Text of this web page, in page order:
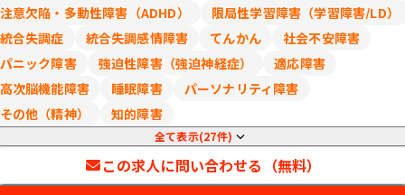
〈モデル年収〉
・入社5年 マネジメント職 年収400
万
・入社3年 一般職 年収300万
注意欠陥・多動性障害（ADHD）
限局性学習障害（学習障害/LD）
統合失調症
統合失調感情障害 てんかん
社会不安障害
パニック障害
強迫性障害（強迫神経症）
適応障害
高次脳機能障害
睡眠障害
パーソナリティ障害
その他（精神）
知的障害
全て表示(27件)
この求人に問い合わせる（無料）